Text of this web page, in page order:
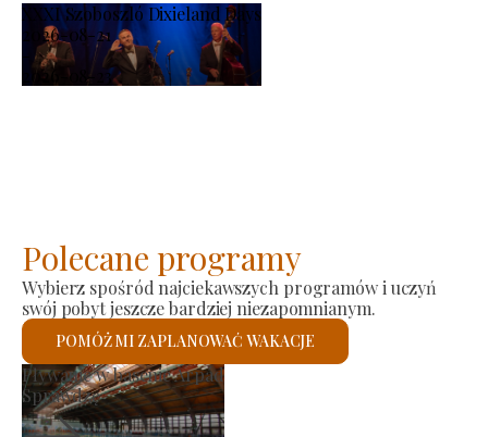
XXXI Szoboszló Dixieland Days
2026-08-21
-
2026-08-23
Polecane programy
Wybierz spośród najciekawszych programów i uczyń
swój pobyt jeszcze bardziej niezapomnianym.
POMÓŻ MI ZAPLANOWAĆ WAKACJE
Rynek producenta
Sprawdzę